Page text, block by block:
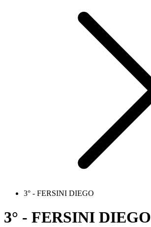
3° - FERSINI DIEGO
3° - FERSINI DIEGO